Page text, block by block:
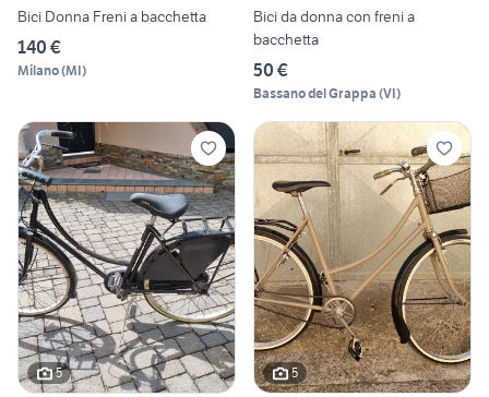
Bici Donna Freni a bacchetta
140 €
Milano(MI)
Bici da donna con freni a
bacchetta
50 €
Bassano del Grappa (VI)
5 5